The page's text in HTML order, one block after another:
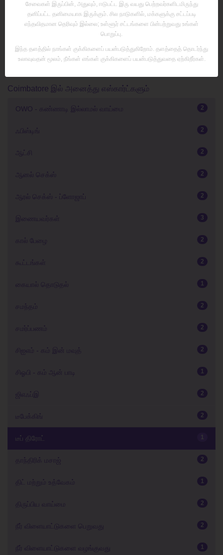
Coimbatore இல் அனைத்து எஸ்கார்ட்களும்
OWO - கண்ணாடி இல்லாமல் வாய்மை 2
ஃபிஸ்டிங் 2
ஆட்சி 2
ஆனல் செக்ஸ் 2
ஆரல் செக்ஸ் - ப்ளோஜாப் 2
இணையவர்கள் 3
கால் பேழை 2
கூட்டங்கள் 2
கையால் தொடுதல் 1
சமந்தம் 2
சமர்ப்பணம் 2
சிஐஎம் - கம் இன் மவுத் 2
சிஓபி - கம் ஆன் பாடி 1
ஜிஎஃப்இ 2
டீபேக்கிங் 2
டீப் திரோட் 1
தாந்திரிக் மசாஜ் 2
திட் மற்றும் உத்வேகம் 1
திருப்பிய வாய்மை 2
நீர் விளையாட்டுகளை பெறுவது 2
நீர் விளையாட்டுகளை வழங்குவது 1
சேவைகள் இருப்பின், அதுவும், ஈடுபட்ட இரு வயது பெற்றவர்களிடமிருந்து
தனிப்பட்ட தனிமையாக இருக்கும். சில நாடுகளில், மக்களுக்கு சட்டப்படி
எந்தவிதமான தெரிவும் இல்லை; உள்ளூர் சட்டங்களை பின்பற்றுவது உங்கள்
பொறுப்பு.
இந்த தளத்தில் நாங்கள் குக்கிகளைப் பயன்படுத்துகிறோம். தளத்தைத் தொடர்ந்து
உலாவுவதன் மூலம், நீங்கள் எங்கள் குக்கிகளைப் பயன்படுத்துவதை ஏற்கிறீர்கள்.